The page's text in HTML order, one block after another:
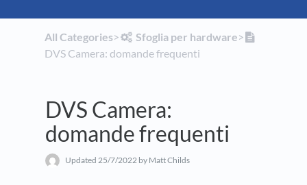
All Categories​>​ ​Sfoglia per hardware​>​
DVS Camera: domande frequenti
DVS Camera:
domande frequenti
Updated 25/7/2022 by Matt Childs